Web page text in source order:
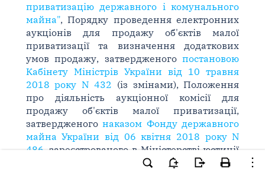
приватизацію державного і комунального
майна", Порядку проведення електронних
аукціонів для продажу об'єктів малої
приватизації та визначення додаткових
умов продажу, затвердженогопостановою
Кабінету Міністрів України від 10 травня
2018 року N 432 (із змінами), Положення
про діяльність аукціонної комісії для
продажу об'єктів малої приватизації,
затвердженогонаказом Фонду державного
майна України від 06 квітня 2018 року N
486 , зареєстрованого в Міністерстві юстиції
України 27 квітня 2018 року за N 529/31981,